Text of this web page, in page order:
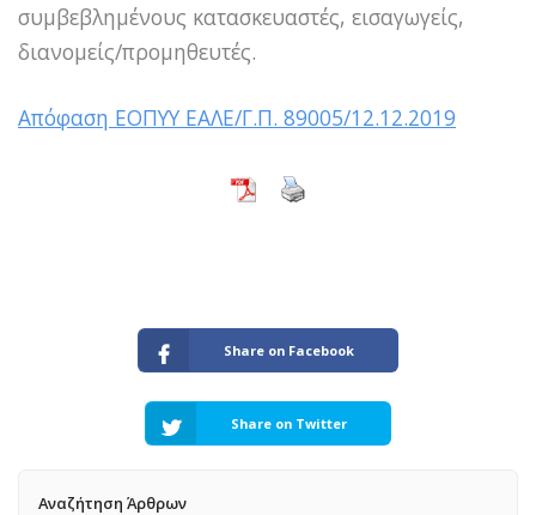
συμβεβλημένους κατασκευαστές, εισαγωγείς,
διανομείς/προμηθευτές.
Απόφαση ΕΟΠΥΥ ΕΑΛΕ/Γ.Π. 89005/12.12.2019
Share on Facebook
Share on Twitter
Αναζήτηση Άρθρων